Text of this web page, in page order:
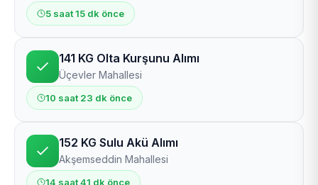
5 saat 15 dk önce
141 KG Olta Kurşunu Alımı
Üçevler Mahallesi
10 saat 23 dk önce
152 KG Sulu Akü Alımı
Akşemseddin Mahallesi
14 saat 41 dk önce